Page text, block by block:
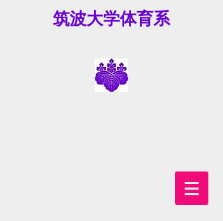
筑波大学体育系